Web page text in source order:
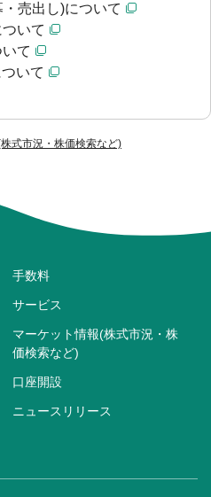
式市況・株価検索など)
・売出し)について
いて
て
いて
手数料
サービス
マーケット情報(株式市況・株
価検索など)
口座開設
ニュースリリース